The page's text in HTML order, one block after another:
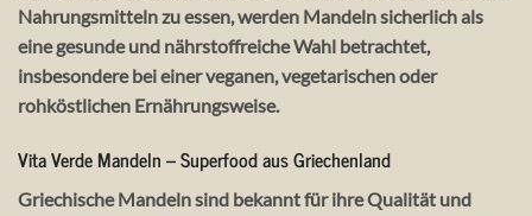
Nahrungsmitteln zu essen, werden Mandeln sicherlich als
eine gesunde und nährstoffreiche Wahl betrachtet,
insbesondere bei einer veganen, vegetarischen oder
rohköstlichen Ernährungsweise.
Vita Verde Mandeln – Superfood aus Griechenland
Griechische Mandeln sind bekannt für ihre Qualität und